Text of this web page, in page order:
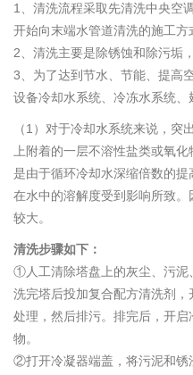
1、清洗流程采取先清洗中央空
开始向末端水管道清洗的施工方
2、清洗主要是除锈蚀和除污垢
3、为了达到节水、节能、提高
设备冷却水系统、冷冻水系统、
（1）对于冷却水系统来说，
上附着的一层不溶性盐类或氧
是由于循环冷却水深缩倍数的
在水中的溶解度受到影响所致
较大。
清洗步骤如下：
①人工清除塔盘上的灰尘、污泥
洗完塔后投加复合配方清洗剂
处理，然后排污。排完后，开
物。
②打开冷凝器端盖，将污泥和锈